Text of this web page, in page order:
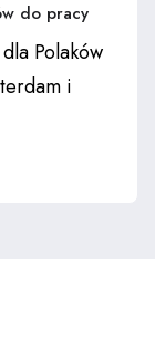
do pracy
Polaków
i